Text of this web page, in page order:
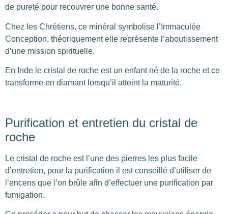
de pureté pour recouvrer une bonne santé.
Chez les Chrétiens, ce minéral symbolise l’Immaculée
Conception, théoriquement elle représente l’aboutissement
d’une mission spirituelle.
En Inde le cristal de roche est un enfant né de la roche et ce
transforme en diamant lorsqu’il atteint la maturité.
Purification et entretien du cristal de
roche
Le cristal de roche est l’une des pierres les plus facile
d’entretien, pour la purification il est conseillé d’utiliser de
l’encens que l’on brûle afin d’effectuer une purification par
fumigation.